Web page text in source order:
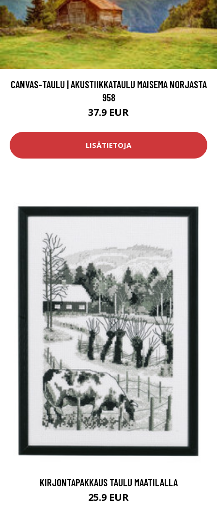
CANVAS-TAULU | AKUSTIIKKATAULU MAISEMA NORJASTA
958
37.9 EUR
LISÄTIETOJA
KIRJONTAPAKKAUS TAULU MAATILALLA
25.9 EUR